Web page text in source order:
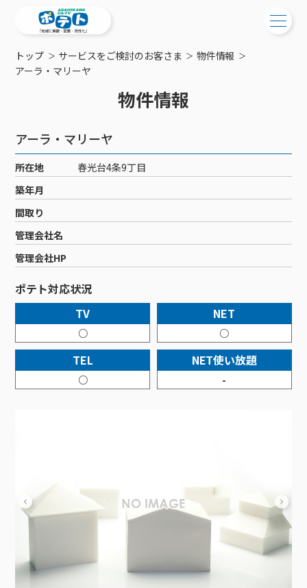
ご検討中の方
工事・配線について
新居をご検討中の方へ
ポテトを導入している集合住宅
物件情報
特典・キャンペーン
おトクな割引サービス
ご加入中の方
ご加入中のサービス確認・変更
WEBメール
サポートサービス
サポートサービストップ
リモートコール
回線速度測定
接続・設定⽅法
訪問サポート＆サポートパックサービス料⾦表
新着情報
メンテナンス・障害情報
ポテトからのプレゼント
イベントカレンダー
講座のご案内
サービス案内
サービス案内
ケーブルテレビ
ケーブルテレビトップ
チャンネル紹介
料⾦プラン
NHK衛星受信料団体⼀括⽀払
機器⼀覧
インターネット
インターネットトップ
料⾦プラン
Wi-Fiサービス
ポテトホーム防犯カメラ
オプションサービス
インターネットギガシェアプラン
固定電話
固定電話トップ
基本料⾦・通話料⾦
オプションサービス
auスマートバリュー
auまとめトーク
ポテトスマートフォントップ
料⾦プラン
機種⼀覧
オプションサービス
でんき
でんきトップ
ポラリンでんき×ポテト
ポテトでんき
暮らしを快適にするサービス
暮らしを快適にするサービストップ
ポテトライフメール
コミチャン
お困りの方はこちら
会社案内
メンテナンス
障害情報
トップ サービスをご検討のお客さま
物件情報
アーラ・マリーヤ
物件情報
アーラ・マリーヤ
所在地
春光台4条9丁目
築年月
間取り
管理会社名
管理会社HP
ポテト対応状況
TV
○
NET
○
TEL
○
NET使い放題
-